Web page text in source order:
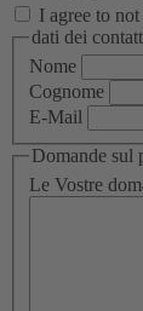
I agree to
dati dei
Nome
Cognome
E-Mail
Domande sul
Le Vostre